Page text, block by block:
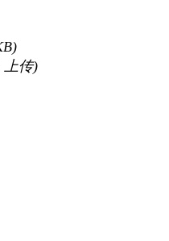
上传)